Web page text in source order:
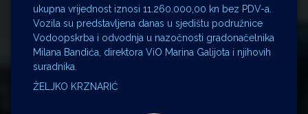
ukupna vrijednost iznosi ‪11.260.000‬,00 kn bez PDV-a.
Vozila su predstavljena danas u sjedištu podružnice
Vodoopskrba i odvodnja u nazočnosti gradonačelnika
Milana Bandića, direktora ViO Marina Galijota i njihovih
suradnika.
ŽELJKO KRZNARIĆ